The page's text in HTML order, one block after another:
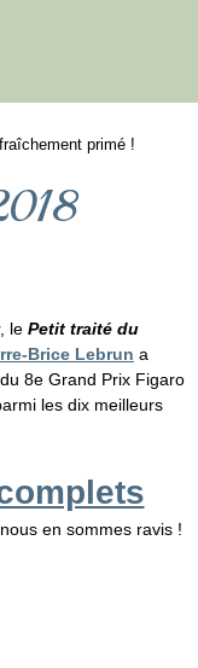
primé !
le Petit traité du
Brice Lebrun a
8e Grand Prix Figaro
les dix meilleurs
en sommes ravis !